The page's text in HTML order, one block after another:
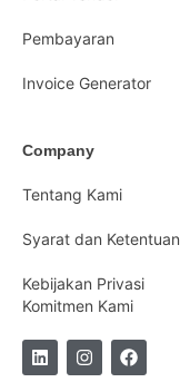
Pembayaran
Invoice Generator
Company
Tentang Kami
Syarat dan Ketentuan
Kebijakan Privasi
Komitmen Kami